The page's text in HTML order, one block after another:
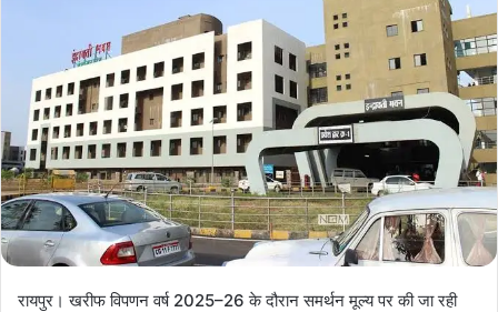
रायपुर। खरीफ विपणन वर्ष 2025–26 के दौरान समर्थन मूल्य पर की जा रही